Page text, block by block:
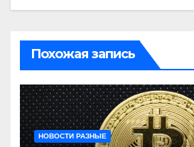
Похожая запись
НОВОСТИ РАЗНЫЕ